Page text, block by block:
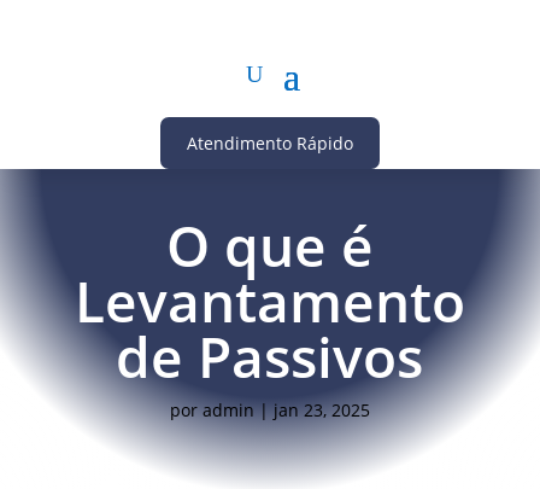
Atendimento Rápido
O que é
Levantamento
de Passivos
poradmin|jan 23, 2025